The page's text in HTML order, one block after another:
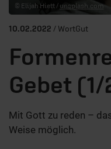
© Elijah Hiett / unsplash.com
10.02.2022 / WortGut
Gebet (1/
Mit Gott zu reden –
Weise möglich.